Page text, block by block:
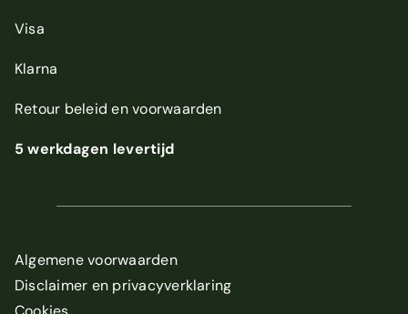
Visa
Klarna
Retour beleid envoorwaarden
5 werkdagen levertijd
Algemene voorwaarden
Disclaimer en privacyverklaring